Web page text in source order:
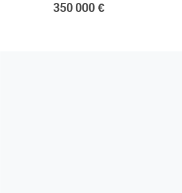
350 000 €